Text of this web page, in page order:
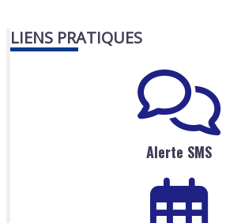
LIENS PRATIQUES
Alerte SMS